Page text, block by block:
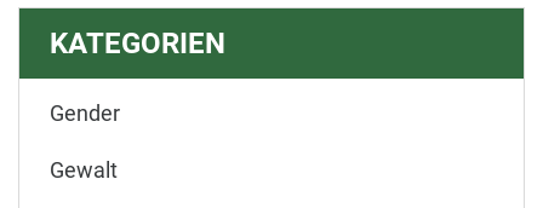
KATEGORIEN
Gender
Gewalt